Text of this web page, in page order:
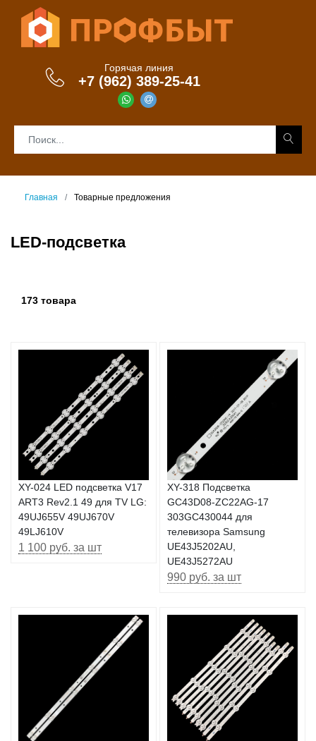
Горячая линия
+7 (962) 389-25-41
Главная Товарные предложения
LED-подсветка
173 товара
XY-024 LED подсветка V17
ART3 Rev2.1 49 для TV LG:
49UJ655V 49UJ670V
49LJ610V
1 100 руб. за шт
XY-318 Подсветка
GC43D08-ZC22AG-17
303GC430044 для
телевизора Samsung
UE43J5202AU,
UE43J5272AU
990 руб. за шт